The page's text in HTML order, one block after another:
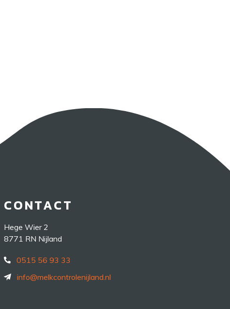
CONTACT
Hege Wier 2
8771 RN Nijland
0515 56 93 33
info@melkcontrolenijland.nl